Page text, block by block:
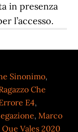
Sinonimo,
Che
E4,
,Marco
Que Vales 2020